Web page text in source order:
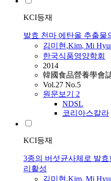
KCI등재
발효 천마 에탄올 추출물
김미현,Kim, Mi
한국식품영양학회
2014
韓國食品營養學會
Vol.27 No.5
원문보기 2
NDSL
코리아스칼라
KCI등재
3종의 버섯균사체로 발
리활성
김미현 ,Kim, Mi